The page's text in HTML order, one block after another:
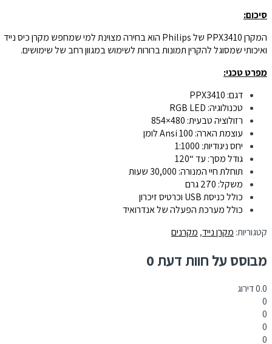
סיכום:
המקרן PPX3410 של Philips הוא בחירה מצוינת למי שמחפש מקרן כיס נייד
ואיכותי שמסוגל להקרין תמונות ברורות לשימוש במגוון רחב של שימושים.
מפרט טכני:
דגם: PPX3410
טכנולוגיה: RGB LED
רזולוציה טבעית: 480×854
עוצמת הארה: 100 Ansi לומן
יחס ניגודיות: 1:1000
גודל מסך: עד “120
תוחלת חיי המנורה: 30,000 שעות
משקל: 270 גרם
כולל כניסת USB וכרטיס זיכרון
כולל מערכת הפעלה של אנדרואיד
קטגוריות:מקרן נייד,מקרנים
מבוסס על חוות דעת 0
0.0דירוג